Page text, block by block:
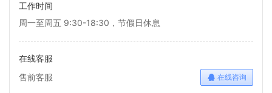
工作时间
周一至周五 9:30-18:30，节假日休息
在线客服
售前客服
在线咨询